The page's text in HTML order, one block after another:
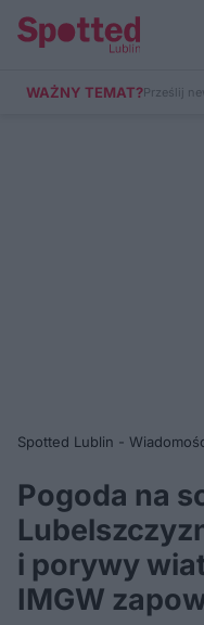
WAŻNY TEMAT?Prześlij
Spotted Lublin -
Pogoda na
i porywy
IMGW